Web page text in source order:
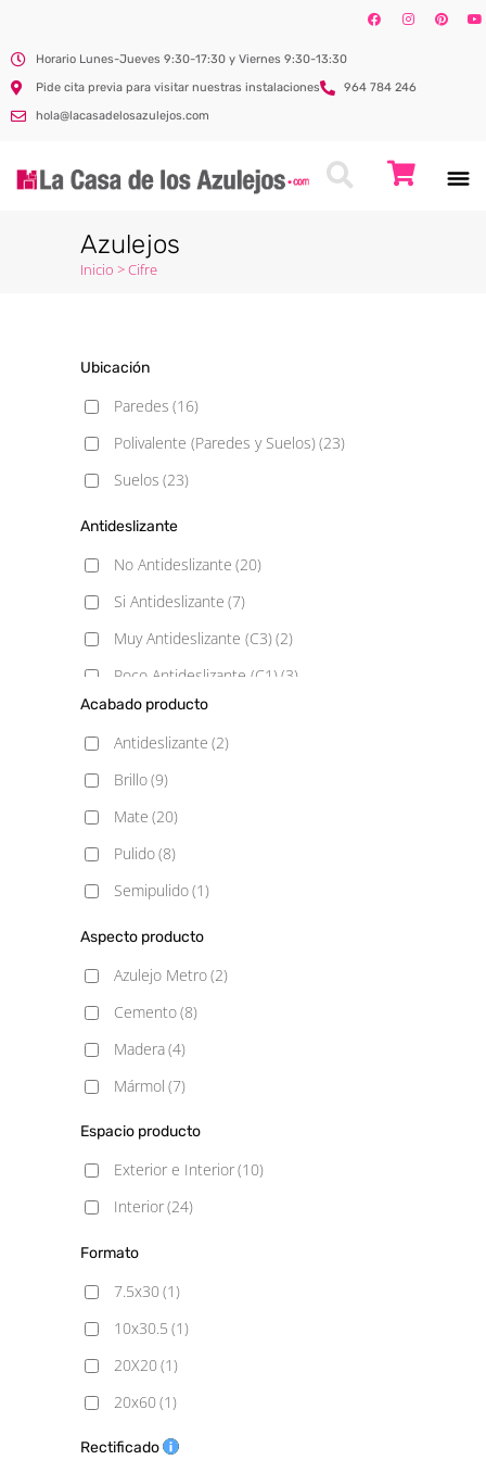
Horario Lunes-Jueves 9:30-17:30 y Viernes 9:30-13:30
Pide cita previa para visitar nuestras instalaciones
964 784 246
hola@lacasadelosazulejos.com
Azulejos
Inicio >Cifre
Ubicación
Paredes (16)
Polivalente (Paredes y Suelos)(23)
Suelos (23)
Antideslizante
No Antideslizante (20)
Si Antideslizante (7)
Muy Antideslizante (C3)(2)
Poco Antideslizante (C1)(3)
Acabado producto
Antideslizante (2)
Brillo(9)
Mate (20)
Pulido(8)
Semipulido(1)
Aspecto producto
Azulejo Metro(2)
Cemento(8)
Madera(4)
Mármol (7)
Metálico (2)
Monocolor (1)
Piedra
(3)
Espacio producto
Exterior e Interior(10)
Interior(24)
Formato
7.5x30 (1)
10x30.5 (1)
20X20 (1)
20x60 (1)
20x120(2)
Rectificado